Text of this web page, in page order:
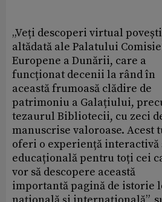
„Veți descoperi virtual
altădată ale Palatului
Europene a Dunării, care a
funcționat decenii la rând în
această frumoasă clădire de
patrimoniu a Galațiului,
tezaurul Bibliotecii, cu zeci
manuscrise valoroase. Acest
oferi o experiență interactivă
educațională pentru toți cei
vor să descopere această
importantă pagină de istorie